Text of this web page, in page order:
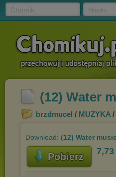
(12) Water
brzdmucel / MUZYKA /
Download: (12) Water
Pobierz